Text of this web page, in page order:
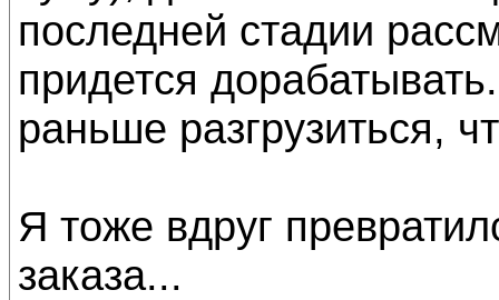
последней стадии
придется
раньше разгрузиться,
Я тоже вдруг
заказа...